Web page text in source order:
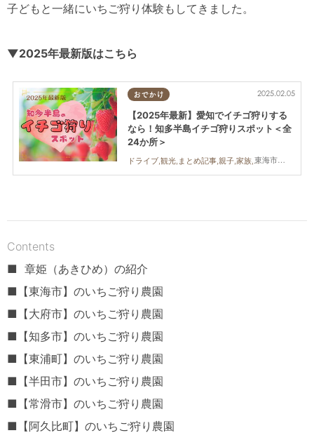
子どもと一緒にいちご狩り体験もしてきました。
▼2025年最新版はこちら
おでかけ
東海市,大府市,知多市,東浦町,阿久比町,半田市,常滑市,武豊町,美浜町,南知多町
2025.02.05
【2025年最新】愛知でイチゴ狩りする
なら！知多半島イチゴ狩りスポット＜全
24か所＞
ドライブ,観光,まとめ記事,親子,家族,カップル,友人,イチゴ
Contents
■ 章姫（あきひめ）の紹介
■【東海市】のいちご狩り農園
■【大府市】のいちご狩り農園
■【知多市】のいちご狩り農園
■【東浦町】のいちご狩り農園
■【半田市】のいちご狩り農園
■【常滑市】のいちご狩り農園
■【阿久比町】のいちご狩り農園